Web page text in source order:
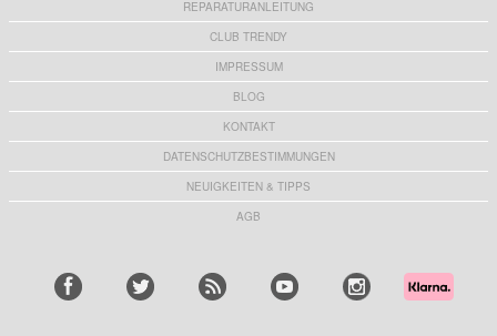
REPARATURANLEITUNG
CLUB TRENDY
IMPRESSUM
BLOG
KONTAKT
DATENSCHUTZBESTIMMUNGEN
NEUIGKEITEN & TIPPS
AGB